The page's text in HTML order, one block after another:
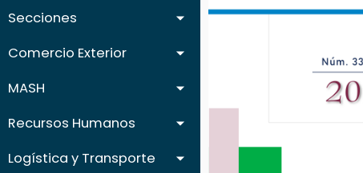
Secciones
Comercio Exterior
MASH
Recursos Humanos
Logística y Transporte